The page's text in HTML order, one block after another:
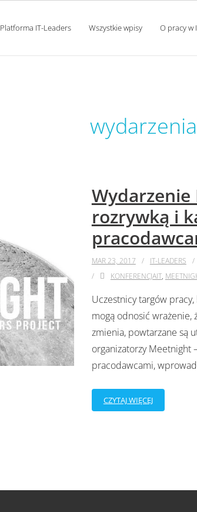
Platforma IT-Leaders Wszystkie wpisy O pracy w
rozrywką i
MAR 23, 2017 IT-LEADERS
KONFERENCJAIT,
Uczestnicy targów
mogą odnosić
zmienia, powtarzane są
organizatorzy Meetnight
pracodawcami,
CZYTAJ WIĘCEJ